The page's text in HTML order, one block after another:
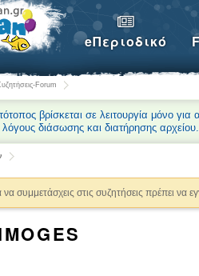
eΠεριοδικό
Forum
βρίσκεται σε λειτουργία μόνο
λόγους διάσωσης και διατήρησης αρχείου.
συμμετάσχεις στις συζητήσεις πρέπει να